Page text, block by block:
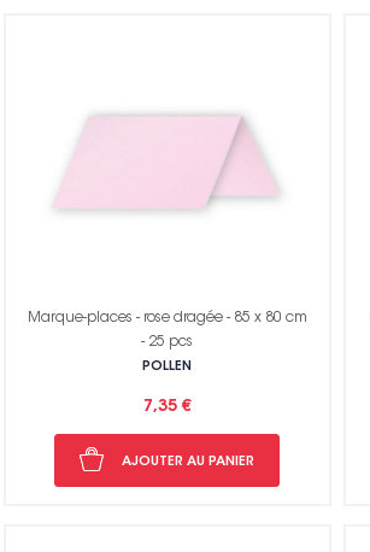
Marque-places - rose dragée - 85 x 80 cm
- 25 pcs
POLLEN
7,35 €
AJOUTER AU PANIER